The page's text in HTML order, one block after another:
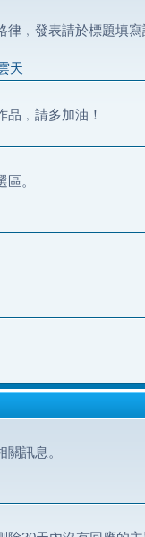
律﹐發表請於標題填
天
品﹐請多加油！
。
訊息。